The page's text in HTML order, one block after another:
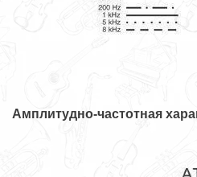
Амплитудно-частотная